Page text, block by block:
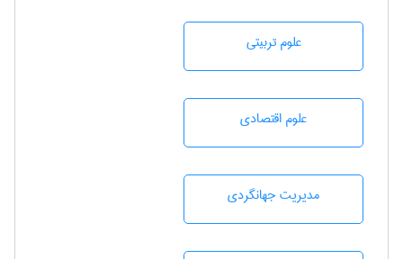
علوم تربيتی
علوم اقتصادی
مديريت جهانگردی